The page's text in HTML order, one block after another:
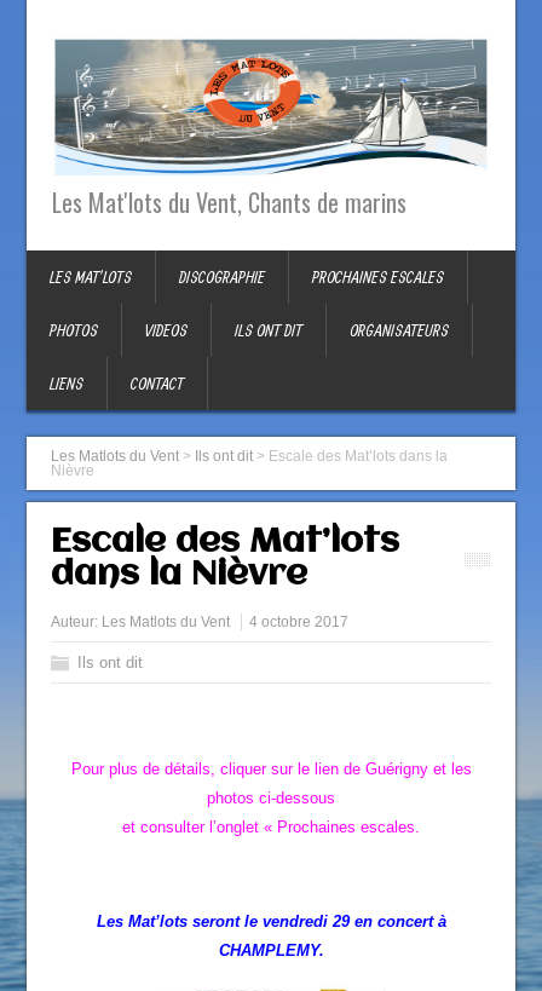
Les Mat'lots du Vent, Chants de marins
LES MAT’LOTS DISCOGRAPHIE PROCHAINES ESCALES
PHOTOS VIDEOS ILS ONT DIT ORGANISATEURS
LIENS CONTACT
Les Matlots du Vent > Ils ont dit > Escale des Mat’lots dans la
Nièvre
Escale des Mat’lots
dans la Nièvre
Auteur: Les Matlots du Vent 4 octobre 2017
Ils ont dit
Pour plus de détails, cliquer sur le lien de Guérigny et les
photos ci-dessous
et consulter l’onglet « Prochaines escales.
Les Mat’lots seront le vendredi 29 en concert à
CHAMPLEMY.